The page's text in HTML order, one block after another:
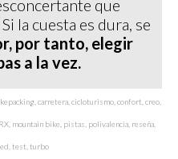
que
la cuesta es dura, se
por tanto, elegir
a la vez.
carretera cicloturismo confort creo
mountain bike pistas polivalencia reseña
test turbo